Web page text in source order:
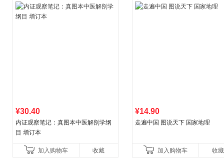
¥30.40
内证观察笔记：真图本中医解剖学纲
目 增订本
加入购物车 收藏
¥14.90
走遍中国 图说天下 国家地理
加入购物车 收藏